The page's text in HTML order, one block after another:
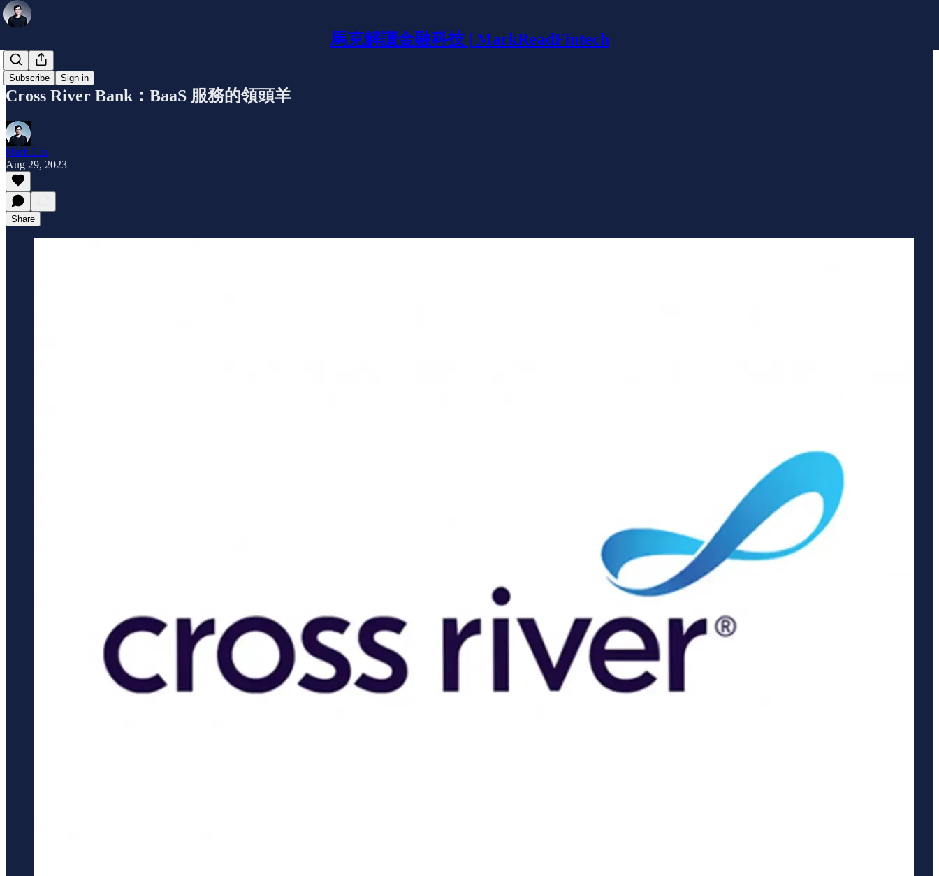
馬克解讀金融科技 | MarkReadFintech
Subscribe Sign in
公司介紹
Cross River Bank：BaaS 服務的領頭羊
Mark Lin
Aug 29, 2023
Share